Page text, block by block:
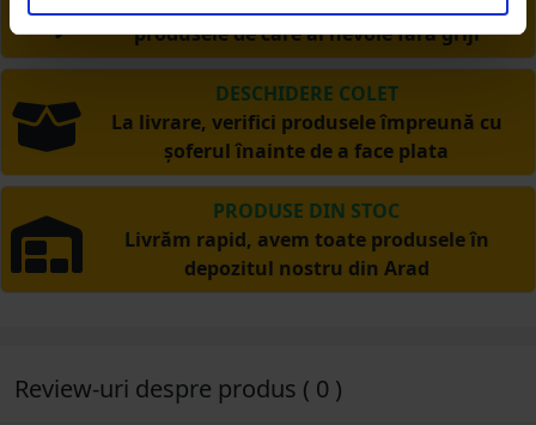
produsele de care ai nevoie fără griji
DESCHIDERE COLET
La livrare, verifici produsele împreună cu
șoferul înainte de a face plata
PRODUSE DIN STOC
Livrăm rapid, avem toate produsele în
depozitul nostru din Arad
Review-uri despre produs ( 0 )